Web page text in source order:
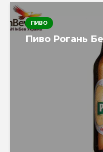
ПИВО
Пиво Рогань